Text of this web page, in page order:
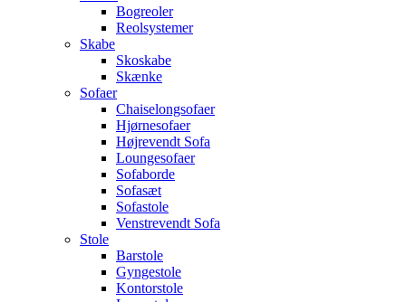
Bogreoler
Reolsystemer
Skabe
Skoskabe
Skænke
Sofaer
Chaiselongsofaer
Hjørnesofaer
Højrevendt Sofa
Loungesofaer
Sofaborde
Sofasæt
Sofastole
Venstrevendt Sofa
Stole
Barstole
Gyngestole
Kontorstole